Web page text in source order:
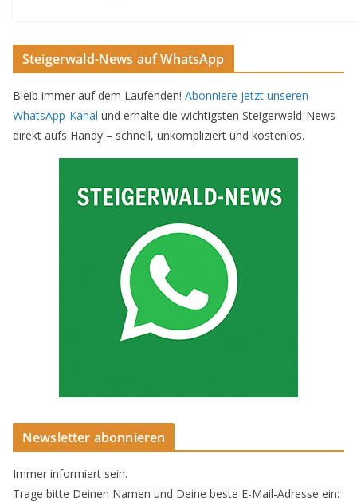
Steigerwald-News auf WhatsApp
Bleib immer auf dem Laufenden! Abonniere jetzt unseren
WhatsApp-Kanal und erhalte die wichtigsten Steigerwald-News
direkt aufs Handy – schnell, unkompliziert und kostenlos.
Newsletter abonnieren
Immer informiert sein.
Trage bitte Deinen Namen und Deine beste E-Mail-Adresse ein: